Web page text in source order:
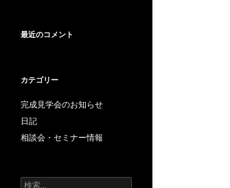
最近のコメント
カテゴリー
完成見学会のお知らせ
日記
相談会・セミナー情報
検